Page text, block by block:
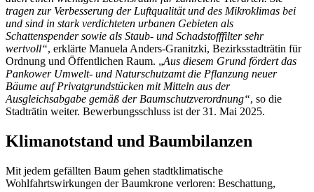
tragen zur Verbesserung der Luftqualität und des Mikroklimas bei
und sind in stark verdichteten urbanen Gebieten als
Schattenspender sowie als Staub- und Schadstofffilter sehr
wertvoll“, erklärte Manuela Anders-Granitzki, Bezirksstadträtin für
Ordnung und Öffentlichen Raum. „Aus diesem Grund fördert das
Pankower Umwelt- und Naturschutzamt die Pflanzung neuer
Bäume auf Privatgrundstücken mit Mitteln aus der
Ausgleichsabgabe gemäß der Baumschutzverordnung“, so die
Stadträtin weiter. Bewerbungsschluss ist der 31. Mai 2025.
Klimanotstand und Baumbilanzen
Mit jedem gefällten Baum gehen stadtklimatische
Wohlfahrtswirkungen der Baumkrone verloren: Beschattung,